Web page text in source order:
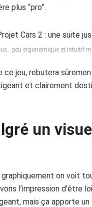
plus “pro”.
peu ergonomique et intuitif
jeu, rebutera
et clairement
un
graphiquement on voit
l’impression d’être
mais ça apporte un